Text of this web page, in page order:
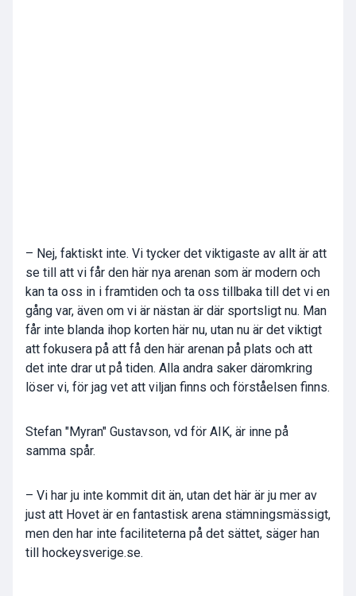
– Nej, faktiskt inte. Vi tycker det viktigaste av allt är att
se till att vi får den här nya arenan som är modern och
kan ta oss in i framtiden och ta oss tillbaka till det vi en
gång var, även om vi är nästan är där sportsligt nu. Man
får inte blanda ihop korten här nu, utan nu är det viktigt
att fokusera på att få den här arenan på plats och att
det inte drar ut på tiden. Alla andra saker däromkring
löser vi, för jag vet att viljan finns och förståelsen finns.
Stefan "Myran" Gustavson, vd för AIK, är inne på
samma spår.
– Vi har ju inte kommit dit än, utan det här är ju mer av
just att Hovet är en fantastisk arena stämningsmässigt,
men den har inte faciliteterna på det sättet, säger han
till hockeysverige.se.